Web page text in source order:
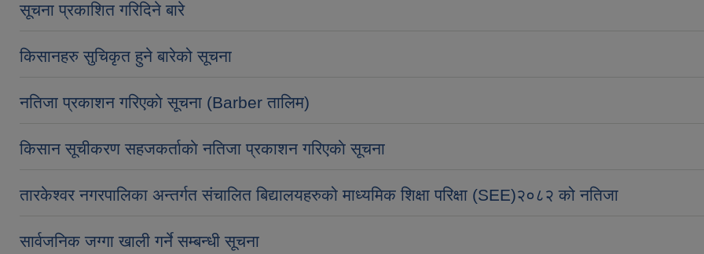
सूचना प्रकाशित गरिदिने बारे
किसानहरु सुचिकृत हुने बारेको सूचना
नतिजा प्रकाशन गरिएकाे सूचना (Barber तालिम)
किसान सूचीकरण सहजकर्ताकाे नतिजा प्रकाशन गरिएकाे सूचना
तारकेश्वर नगरपालिका अन्तर्गत संचालित बिद्यालयहरुको माध्यमिक शिक्षा परिक्षा (SEE)२०८२ को नतिजा
सार्वजनिक जग्गा खाली गर्ने सम्बन्धी सूचना